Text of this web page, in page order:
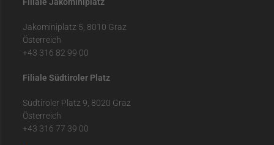
Jakominiplatz 5, 8010 Graz
Österreich
+43 316 82 99 00
Filiale Südtiroler Platz
Südtiroler Platz 9, 8020 Graz
Österreich
+43 316 77 39 00